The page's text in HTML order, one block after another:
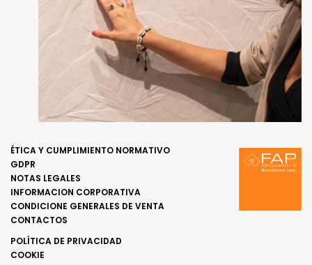
ÉTICA Y CUMPLIMIENTO NORMATIVO
GDPR
NOTAS LEGALES
INFORMACION CORPORATIVA
CONDICIONE GENERALES DE VENTA
CONTACTOS
POLÍTICA DE PRIVACIDAD
COOKIE